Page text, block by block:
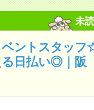
未読
ントスタッ
る日払い◎｜阪